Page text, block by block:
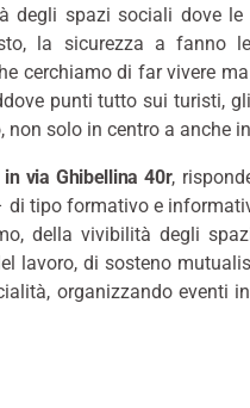
spazi sociali dove le
la sicurezza a fanno
cerchiamo di far vivere
punti tutto sui turisti,
solo in centro a anche
via Ghibellina 40r,
tipo formativo e
della vivibilità degli
lavoro, di sosteno
organizzando eventi